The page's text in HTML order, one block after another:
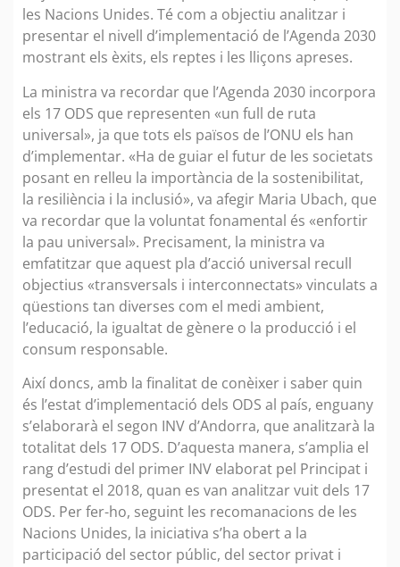
les Nacions Unides. Té com a objectiu analitzar i
presentar el nivell d’implementació de l’Agenda 2030
mostrant els èxits, els reptes i les lliçons apreses.
La ministra va recordar que l’Agenda 2030 incorpora
els 17 ODS que representen «un full de ruta
universal», ja que tots els països de l’ONU els han
d’implementar. «Ha de guiar el futur de les societats
posant en relleu la importància de la sostenibilitat,
la resiliència i la inclusió», va afegir Maria Ubach, que
va recordar que la voluntat fonamental és «enfortir
la pau universal». Precisament, la ministra va
emfatitzar que aquest pla d’acció universal recull
objectius «transversals i interconnectats» vinculats a
qüestions tan diverses com el medi ambient,
l’educació, la igualtat de gènere o la producció i el
consum responsable.
Així doncs, amb la finalitat de conèixer i saber quin
és l’estat d’implementació dels ODS al país, enguany
s’elaborarà el segon INV d’Andorra, que analitzarà la
totalitat dels 17 ODS. D’aquesta manera, s’amplia el
rang d’estudi del primer INV elaborat pel Principat i
presentat el 2018, quan es van analitzar vuit dels 17
ODS. Per fer-ho, seguint les recomanacions de les
Nacions Unides, la iniciativa s’ha obert a la
participació del sector públic, del sector privat i